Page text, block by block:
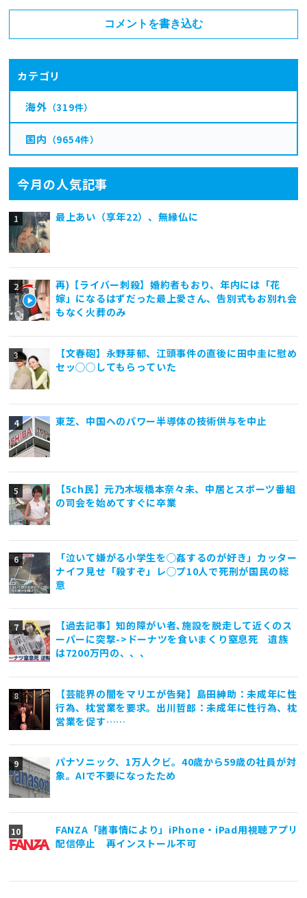
コメントを書き込む
カテゴリ
海外 （319件）
国内 （9654件）
今月の人気記事
最上あい（享年22）、無縁仏に
再)【ライバー刺殺】婚約者もおり、年内には「花
嫁」になるはずだった最上愛さん、告別式もお別れ会
もなく火葬のみ
【文春砲】永野芽郁、江頭事件の直後に田中圭に慰め
セッ◯◯してもらっていた
東芝、中国へのパワー半導体の技術供与を中止
【5ch民】元乃木坂橋本奈々未、中居とスポーツ番組
の司会を始めてすぐに卒業
「泣いて嫌がる小学生を◯姦するのが好き」カッター
ナイフ見せ「殺すぞ」レ◯プ10人で死刑が国民の総
意
【過去記事】知的障がい者､施設を脱走して近くのス
ーパーに突撃->ドーナツを食いまくり窒息死 遺族
は7200万円の、、、
【芸能界の闇をマリエが告発】島田紳助：未成年に性
行為、枕営業を要求。出川哲郎：未成年に性行為、枕
営業を促す……
パナソニック、1万人クビ。40歳から59歳の社員が対
象。AIで不要になったため
FANZA「諸事情により」iPhone・iPad用視聴アプリ
配信停止 再インストール不可